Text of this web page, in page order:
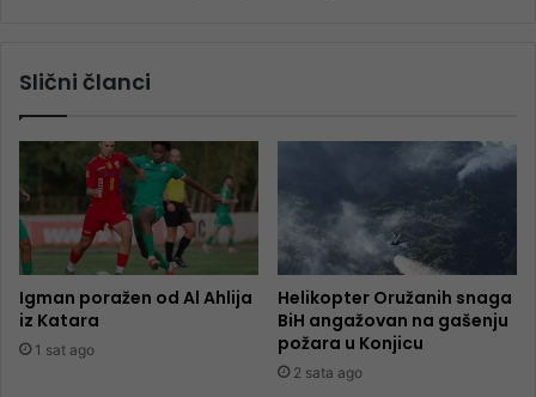
Slični članci
Igman poražen od Al Ahlija
iz Katara
1 sat ago
Helikopter Oružanih snaga
BiH angažovan na gašenju
požara u Konjicu
2 sata ago